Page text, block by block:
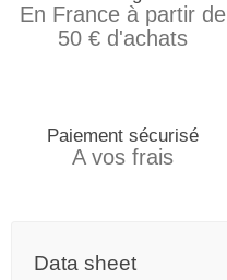
En France à partir de
50 € d'achats
Paiement sécurisé
A vos frais
Data sheet